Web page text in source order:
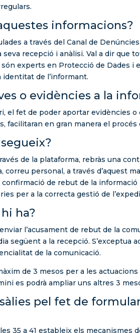
informacions?
a través del Canal de
seva recepció i anàlisi. Val a dir
experts en Protecció de Dades i
de l’informant.
o evidències a la
el fet de poder aportar evidències
facilitaran en gran manera el procés
de la plataforma, rebràs una
correu personal, a través d’aquest
de rebut de la
per a la correcta gestió de
ha?
l’acusament de rebut de la
següent a la recepció. S’exceptua
de la comunicació.
de 3 mesos per a les
es podrà ampliar uns altres 3
pel fet de
35 a 41 estableix els mecanismes